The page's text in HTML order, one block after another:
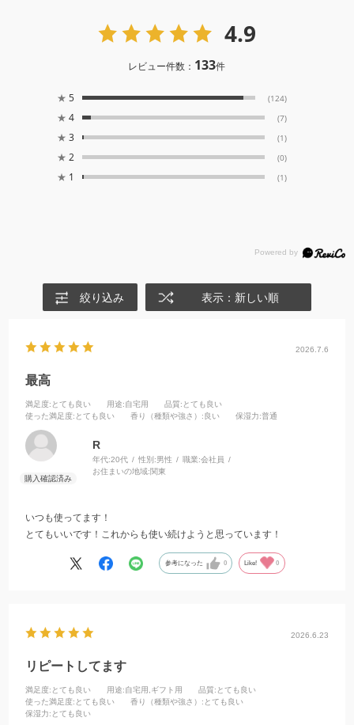
4.9
レビュー件数： 133件
★ 5 (124)
★ 4 (7)
★ 3 (1)
★ 2 (0)
★ 1 (1)
絞り込み 表示：新しい順
2026.7.6
最高
満足度:とても良い 用途:自宅用 品質:とても良い
使った満足度:とても良い 香り（種類や強さ） :良い 保湿力:普通
R
年代:20代 性別:男性 職業:会社員
お住まいの地域:関東
いつも使ってます！
とてもいいです！これからも使い続けようと思っています！
参考になった 0 Like! 0
2026.6.23
リピートしてます
満足度:とても良い 用途:自宅用,ギフト用 品質:とても良い
使った満足度:とても良い 香り（種類や強さ） :とても良い
保湿力:とても良い